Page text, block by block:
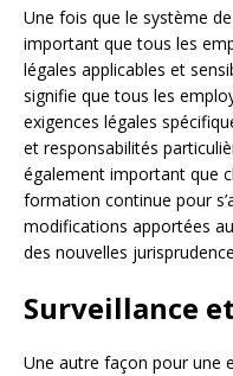
Une fois que le système
important que tous les
légales applicables et
signifie que tous les
exigences légales
et responsabilités
également important que
formation continue pour
modifications apportées
des nouvelles
Surveillance
Une autre façon pour une